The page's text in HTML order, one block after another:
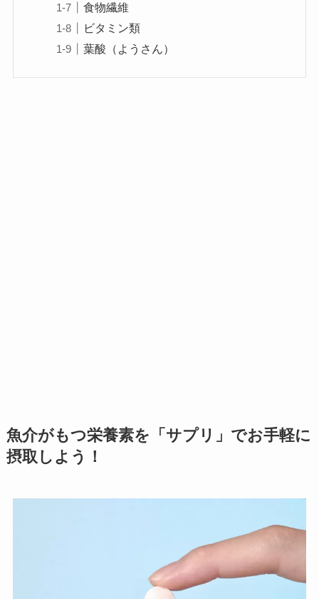
食物繊維
ビタミン類
葉酸（ようさん）
魚介がもつ栄養素を「サプリ」でお手軽に
摂取しよう！